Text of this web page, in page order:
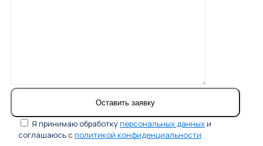
Я принимаю обработкуперсональных данных и
соглашаюсь с политикой конфиденциальности